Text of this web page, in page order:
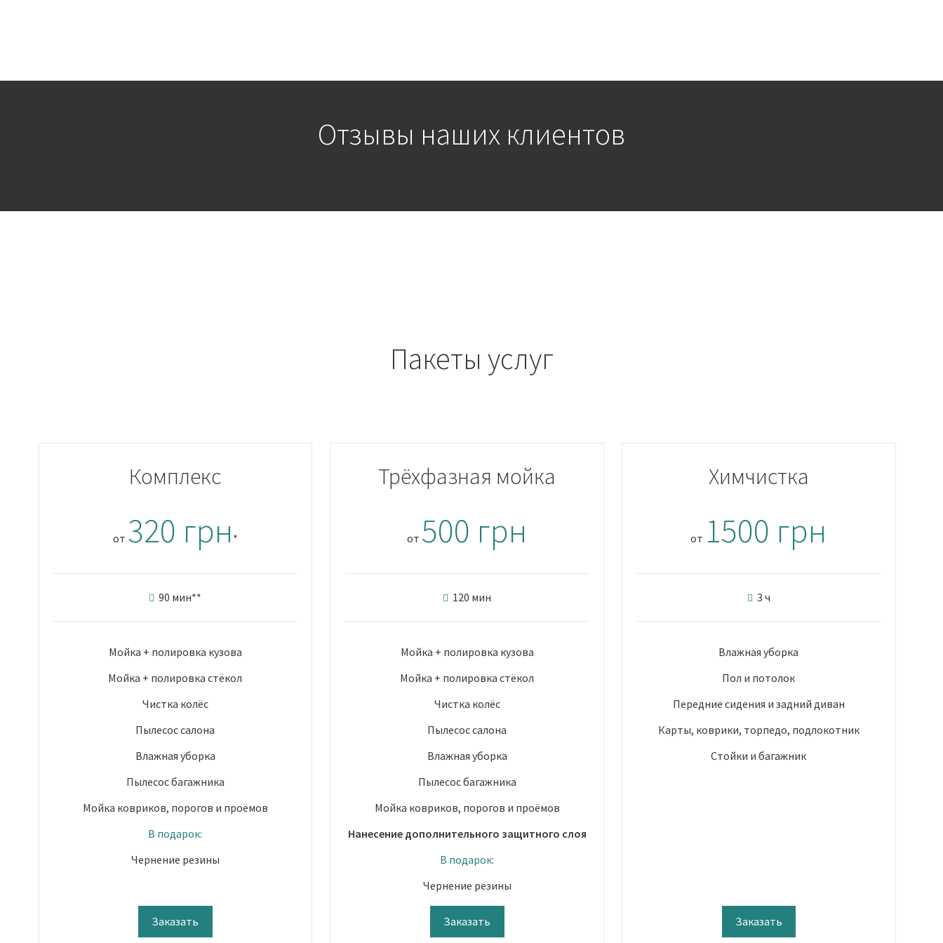
Отзывы наших клиентов
Пакеты услуг
Комплекс
от 320 грн *
90 мин**
Мойка + полировка кузова
Мойка + полировка стёкол
Чистка колёс
Пылесос салона
Влажная уборка
Пылесос багажника
Мойка ковриков, порогов и проёмов
В подарок:
Чернение резины
Заказать
Трёхфазная мойка
от 500 грн
120 мин
Мойка + полировка кузова
Мойка + полировка стёкол
Чистка колёс
Пылесос салона
Влажная уборка
Пылесос багажника
Мойка ковриков, порогов и проёмов
Нанесение дополнительного защитного слоя
В подарок:
Чернение резины
Заказать
Химчистка
от 1500 грн
3 ч
Влажная уборка
Пол и потолок
Передние сидения и задний диван
Карты, коврики, торпедо, подлокотник
Стойки и багажник
Заказать